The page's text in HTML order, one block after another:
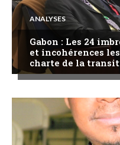
ANALYSES
Gabon : Les 24
et incohérences
charte de la